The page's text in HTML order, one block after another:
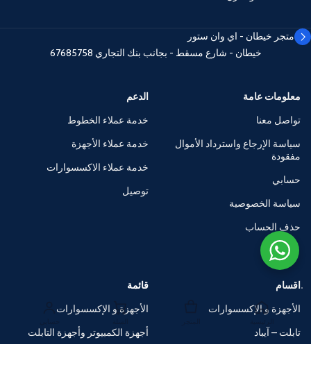
متجر خيطان - اي وان ستور
خيطان - شارع مسقط - بجانب بنك التجاري 67685758
معلومات عامة
تواصل معنا
سياسة الإرجاع واسترداد الأموال
مفقودة
حسابي
سياسة الخصوصية
حذف الحساب
الدعم
خدمة عملاء الخطوط
خدمة عملاء الأجهزة
خدمة عملاء الاكسسوارات
توصيل
اقسام
الأجهزة و الإكسسوارات
تابلت – آيباد
قائمة
الأجهزة و الإكسسوارات
أجهزة الكمبيوتر وأجهزة التابلت